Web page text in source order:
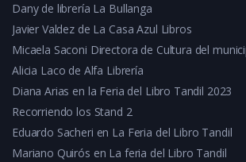
Dany de librería La Bullanga
Javier Valdez de La Casa Azul Libros
Micaela Saconi Directora de Cultura del
Alicia Laco de Alfa Librería
Diana Arias en la Feria del Libro Tandil 2023
Recorriendo los Stand 2
Eduardo Sacheri en La Feria del Libro Tandil
Mariano Quirós en La feria del Libro Tandil